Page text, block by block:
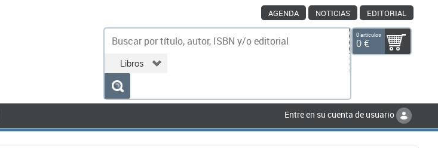
AGENDA NOTICIAS EDITORIAL
0 artículos
0 €
Entre en su cuenta de usuario